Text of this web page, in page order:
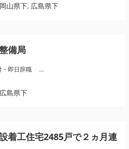
岡山県下, 広島県下
備局
・即日辞職 …
広島県下
着工住宅2485戸で２ヵ月連